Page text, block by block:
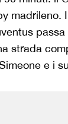
madrileno.
strada
e i